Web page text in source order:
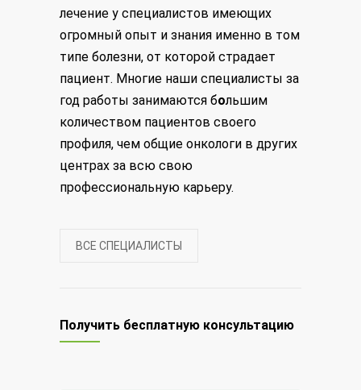
лечение у специалистов имеющих
огромный опыт и знания именно в том
типе болезни, от которой страдает
пациент. Многие наши специалисты за
год работы занимаются большим
количеством пациентов своего
профиля, чем общие онкологи в других
центрах за всю свою
профессиональную карьеру.
ВСЕ СПЕЦИАЛИСТЫ
Получить бесплатную консультацию